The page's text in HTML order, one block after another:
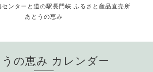
ンターと道の駅長門峡 ふるさと産品直売所
あとうの恵み
の恵み カレンダー